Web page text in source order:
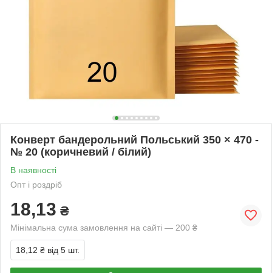
Конверт бандерольний Польський 350 × 470 -
№ 20 (коричневий / білий)
В наявності
Опт і роздріб
18,13 ₴
Мінімальна сума замовлення на сайті — 200 ₴
18,12 ₴ від 5 шт.